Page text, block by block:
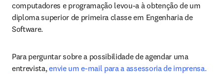
computadores e programação levou-a à obtenção de um
diploma superior de primeira classe em Engenharia de
Software.
Para perguntar sobre a possibilidade de agendar uma
entrevista, envie um e-mail para a assessoria de imprensa.